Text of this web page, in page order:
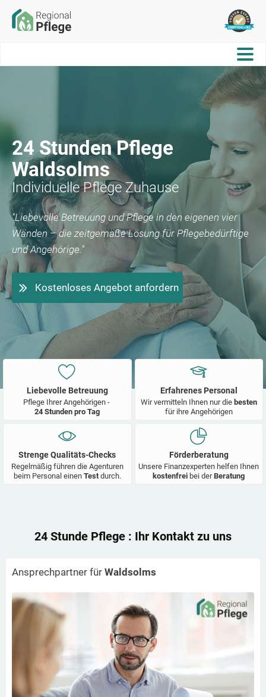
24 Stunden Pflege
Waldsolms
Individuelle Pflege Zuhause
"Liebevolle Betreuung und Pflege in den eigenen vier
Wänden – die zeitgemäße Lösung für Pflegebedürftige
und Angehörige."
Kostenloses Angebot anfordern
Liebevolle Betreuung
Pflege Ihrer Angehörigen -
24 Stunden pro Tag
Erfahrenes Personal
Wir vermitteln Ihnen nur die besten
für ihre Angehörigen
Strenge Qualitäts-Checks
Regelmäßig führen die Agenturen
beim Personal einen Test durch.
Förderberatung
Unsere Finanzexperten helfen Ihnen
kostenfrei bei derBeratung
24 Stunde Pflege : Ihr Kontakt zu uns
Ansprechpartner für Waldsolms